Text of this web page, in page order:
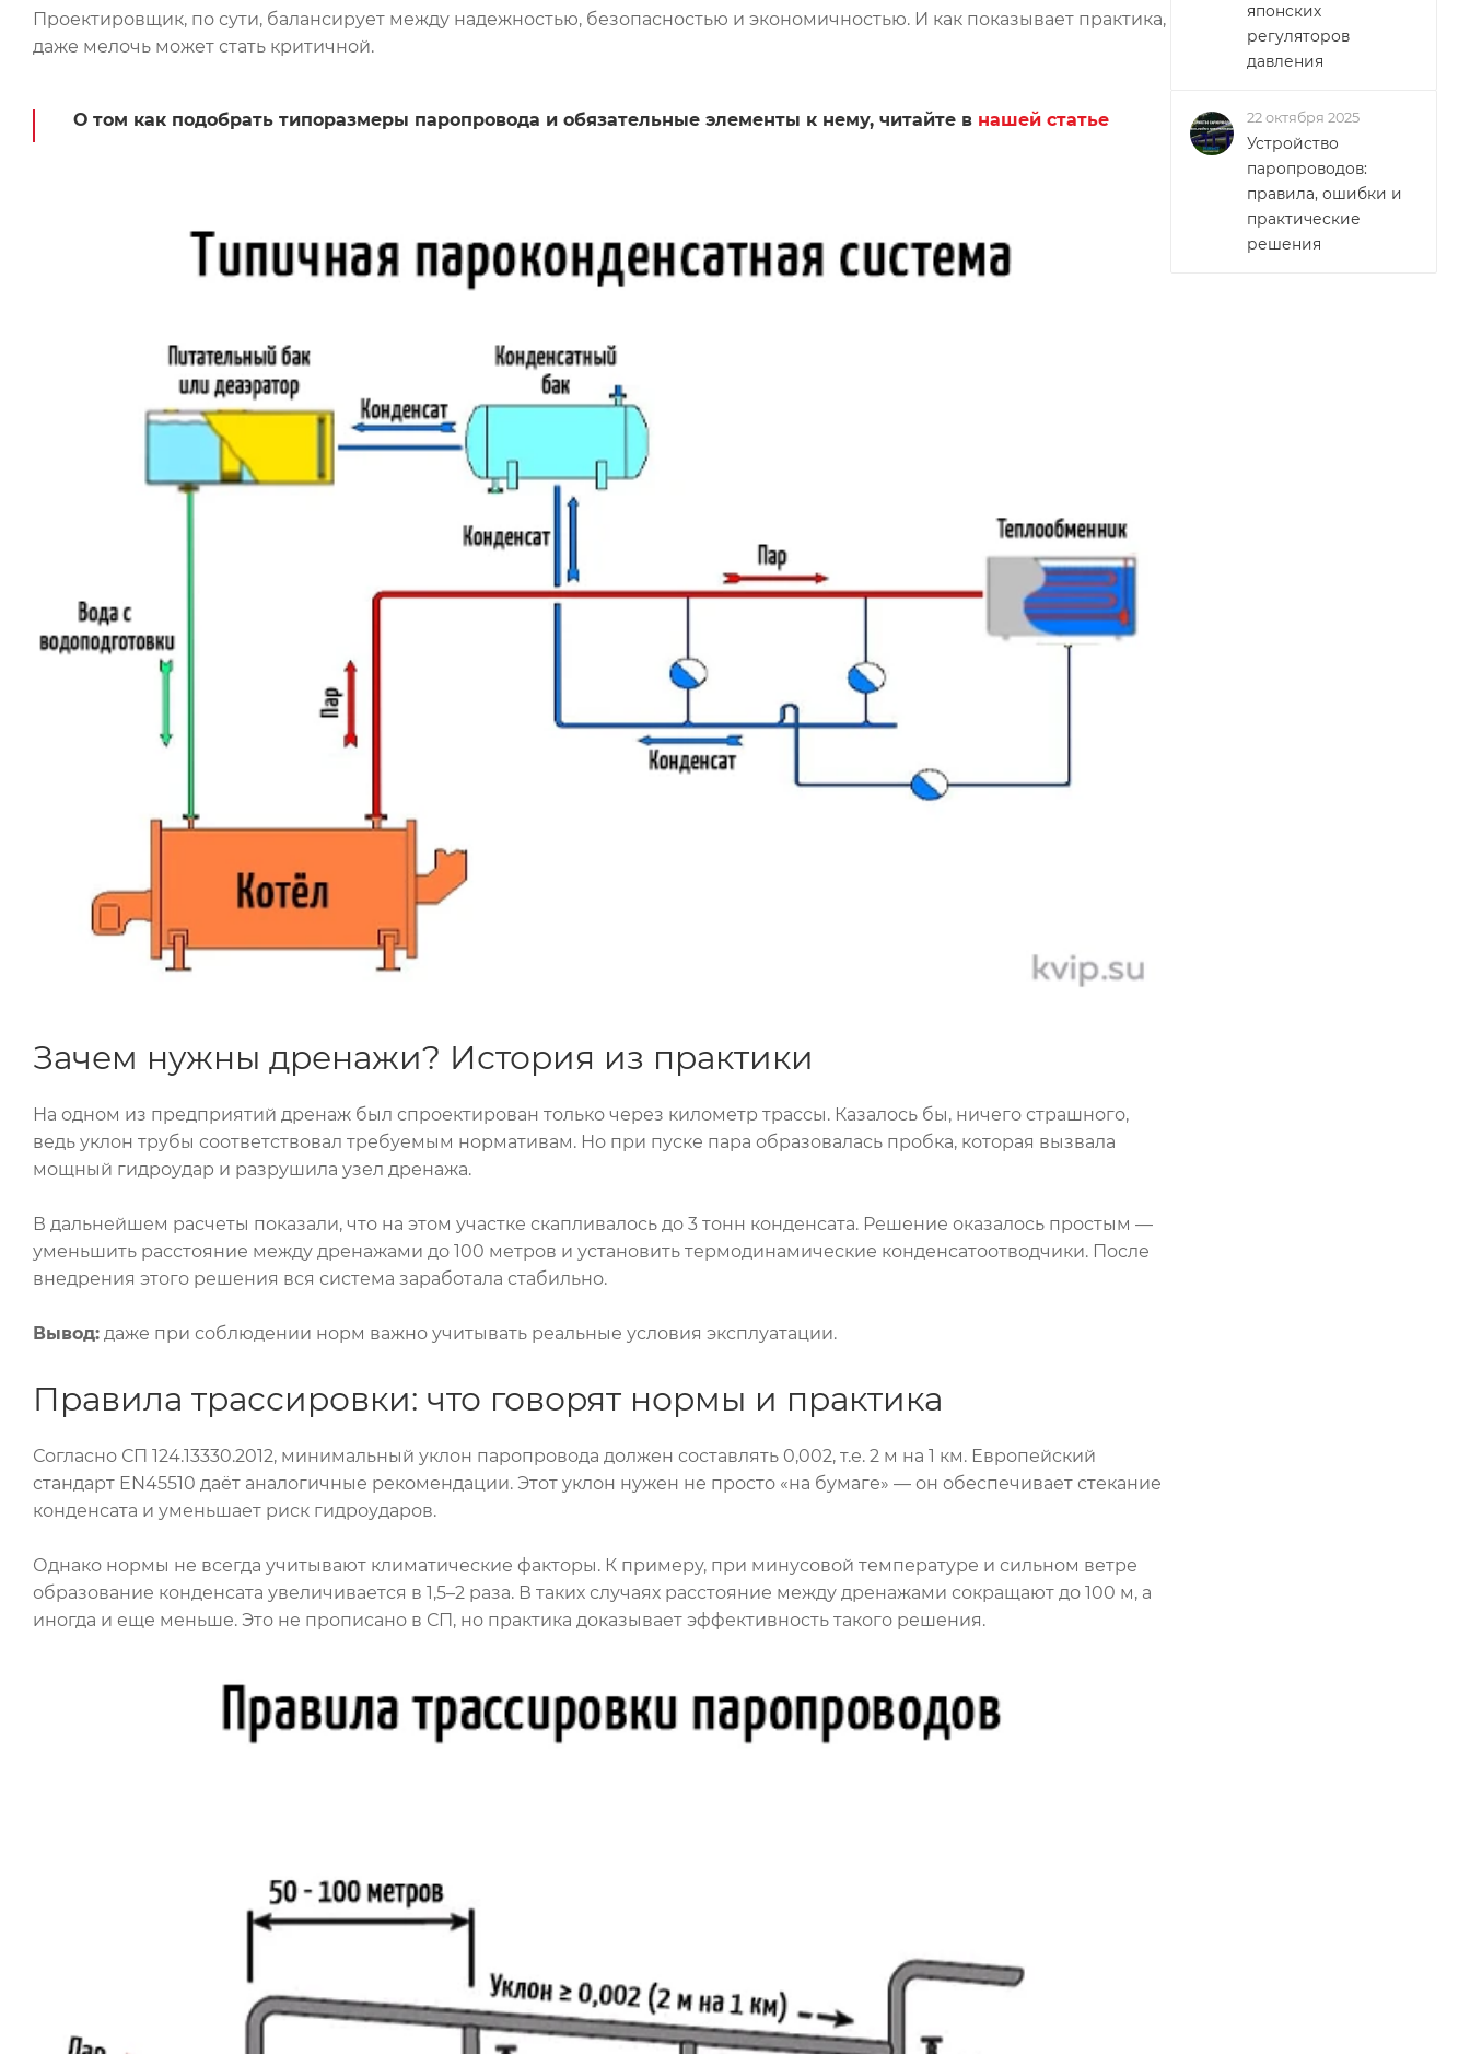
Проектировщик, по сути, балансирует между надежностью, безопасностью и экономичностью. И как показывает практика,
даже мелочь может стать критичной.
О том как подобрать типоразмеры паропровода и обязательные элементы к нему, читайте в нашей статье
Зачем нужны дренажи? История из практики
На одном из предприятий дренаж был спроектирован только через километр трассы. Казалось бы, ничего страшного,
ведь уклон трубы соответствовал требуемым нормативам. Но при пуске пара образовалась пробка, которая вызвала
мощный гидроудар и разрушила узел дренажа.
В дальнейшем расчеты показали, что на этом участке скапливалось до 3 тонн конденсата. Решение оказалось простым —
уменьшить расстояние между дренажами до 100 метров и установить термодинамические конденсатоотводчики. После
внедрения этого решения вся система заработала стабильно.
Вывод: даже при соблюдении норм важно учитывать реальные условия эксплуатации.
Правила трассировки: что говорят нормы и практика
Согласно СП 124.13330.2012, минимальный уклон паропровода должен составлять 0,002, т.е. 2 м на 1 км. Европейский
стандарт EN45510 даёт аналогичные рекомендации. Этот уклон нужен не просто «на бумаге» — он обеспечивает стекание
конденсата и уменьшает риск гидроударов.
Однако нормы не всегда учитывают климатические факторы. К примеру, при минусовой температуре и сильном ветре
образование конденсата увеличивается в 1,5–2 раза. В таких случаях расстояние между дренажами сокращают до 100 м, а
иногда и еще меньше. Это не прописано в СП, но практика доказывает эффективность такого решения.
японских
регуляторов
давления
22 октября 2025
Устройство
паропроводов:
правила, ошибки и
практические
решения